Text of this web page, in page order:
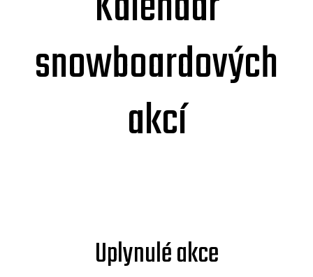
snowboardových
akcí
Uplynulé akce